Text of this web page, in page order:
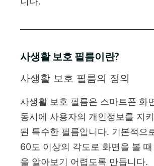
사생활 보호 필름이란?
사생활 보호 필름의 정의
사생활 보호 필름은 스마트폰 화
동시에 사용자의 개인정보를 지
된 특수한 필름입니다. 기본적으
60도 이상의 각도로 화면을 볼
을 알아보기 어렵도록 만듭니다.